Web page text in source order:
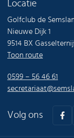
Locatie
Golfclub de
Nieuwe Dijk 1
9514 BX
Toon route
0599 – 56 46 61
Volg ons